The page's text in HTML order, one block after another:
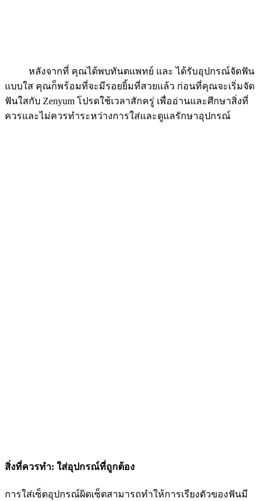
หลังจากที่ คุณได้พบทันตแพทย์ และ ได้รับอุปกรณ์จัดฟัน
แบบใส คุณก็พร้อมที่จะมีรอยยิ้มที่สวยแล้ว ก่อนที่คุณจะเริ่มจัด
ฟันใสกับ Zenyum โปรดใช้เวลาสักครู่ เพื่ออ่านและศึกษาสิ่งที่
ควรและไม่ควรทำระหว่างการใส่และดูแลรักษาอุปกรณ์
สิ่งที่ควรทำ: ใส่อุปกรณ์ที่ถูกต้อง
การใส่เซ็ตอุปกรณ์ผิดเซ็ตสามารถทำให้การเรียงตัวของฟันมี